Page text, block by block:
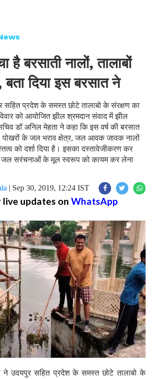
है बरसाती नालों, तालाबों
दिया इस बरसात ने
सहित प्रदेश के समस्त छोटे तालाबो के संरक्षण का
को आयोजित झील श्रमदान संवाद में झील
डॉ अनिल मेहता ने कहा कि इस वर्ष की बरसात
पोखरों के जल भराव क्षेत्र, जल आवक जावक नालों
को दर्शा दिया है। इसका दस्तावेजीकरण कर
जल सरंचनाओं के मूल स्वरूप को कायम कर लेना
| Sep 30, 2019, 12:24 IST
updates on WhatsApp
ने उदयपुर सहित प्रदेश के समस्त छोटे तालाबो के